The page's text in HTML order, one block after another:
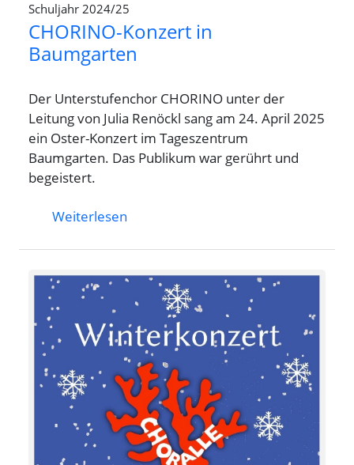
Schuljahr 2024/25
CHORINO-Konzert in
Baumgarten
Der Unterstufenchor CHORINO unter der
Leitung von Julia Renöckl sang am 24. April 2025
ein Oster-Konzert im Tageszentrum
Baumgarten. Das Publikum war gerührt und
begeistert.
Weiterlesen